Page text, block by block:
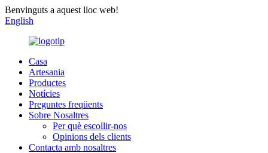
Benvinguts a aquest lloc web!
English
Casa
Artesania
Productes
Notícies
Preguntes freqüents
Sobre Nosaltres
Per què escollir-nos
Opinions dels clients
Contacta amb nosaltres